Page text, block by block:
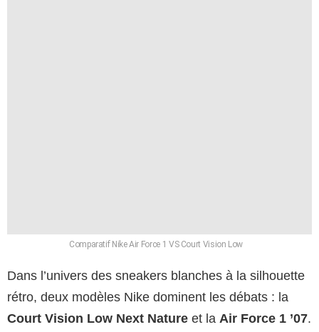
Comparatif Nike Air Force 1 VS Court Vision Low
Dans l’univers des sneakers blanches à la silhouette
rétro, deux modèles Nike dominent les débats : la
Court Vision Low Next Nature et la Air Force 1 ’07.